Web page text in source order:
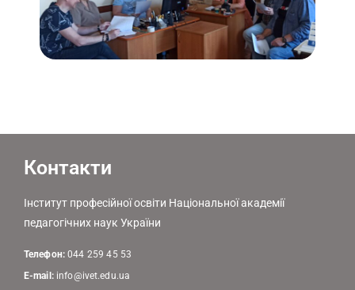
Контакти
Інститут професійної освіти Національної академії
педагогічних наук України
Телефон:044 259 45 53
E-mail: info@ivet.edu.ua